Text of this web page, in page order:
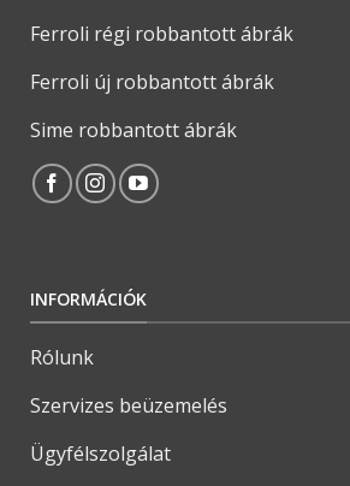
Ferroli régi robbantott ábrák
Ferroli új robbantott ábrák
Sime robbantott ábrák
INFORMÁCIÓK
Rólunk
Szervizes beüzemelés
Ügyfélszolgálat